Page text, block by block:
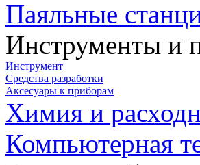
Паяльные
Инструменты и
Инструмент
Средства разработки
Аксесуары к приборам
Химия и
Компьютерная